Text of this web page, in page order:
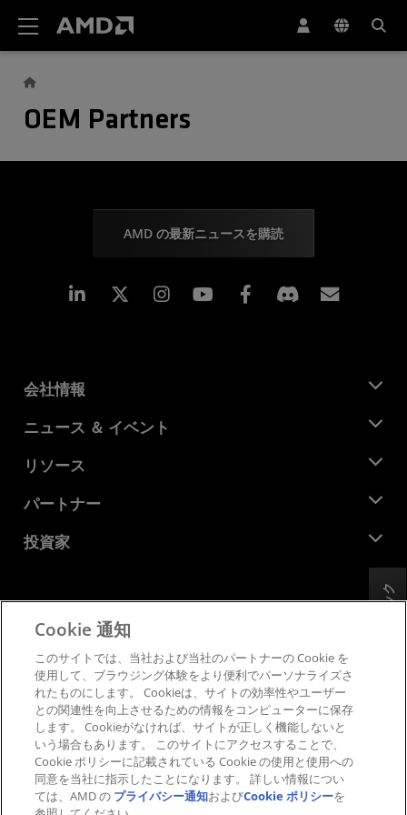
OEM Partners
AMD の最新ニュースを購読
Linkedin Instagram Facebook
会社情報
AMD について
企業責任
キャリア
お問い合わせ
ニュース ＆ イベント
ニュースルーム
メディア ライブラリ
リソース
デベロッパー セントラル
ケース スタディ
パートナー
AMD パートナー ハブ
投資家
財務情報
取締役会
SEC 提出書類
プライバシー
商標
サプライ チェーンの透明性
公正でオープンな競争
英国税務戦略
Cookie ポリシー
Cookie の設定
フィードバック
Cookie 通知
このサイトでは、当社および当社のパートナーの Cookie を
使用して、ブラウジング体験をより便利でパーソナライズさ
れたものにします。 Cookieは、サイトの効率性やユーザー
との関連性を向上させるための情報をコンピューターに保存
します。 Cookieがなければ、サイトが正しく機能しないと
いう場合もあります。 このサイトにアクセスすることで、
Cookie ポリシーに記載されている Cookie の使用と使用への
同意を当社に指示したことになります。 詳しい情報につい
ては、AMD の プライバシー通知およびCookie ポリシーを